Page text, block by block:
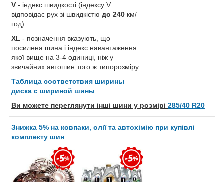
V - індекс швидкості (індексу V
відповідає рух зі швидкістю до 240 км/
год)
XL - позначення вказують, що
посилена шина і індекс навантаження
якої вище на 3-4 одиниці, ніж у
звичайних автошин того ж типорозміру.
Таблица соответствия ширины
диска с шириной шины
Ви можете переглянути інші шини у розмірі 285/40 R20
Знижка 5% на ковпаки, олії та автохімію при купівлі
комплекту шин